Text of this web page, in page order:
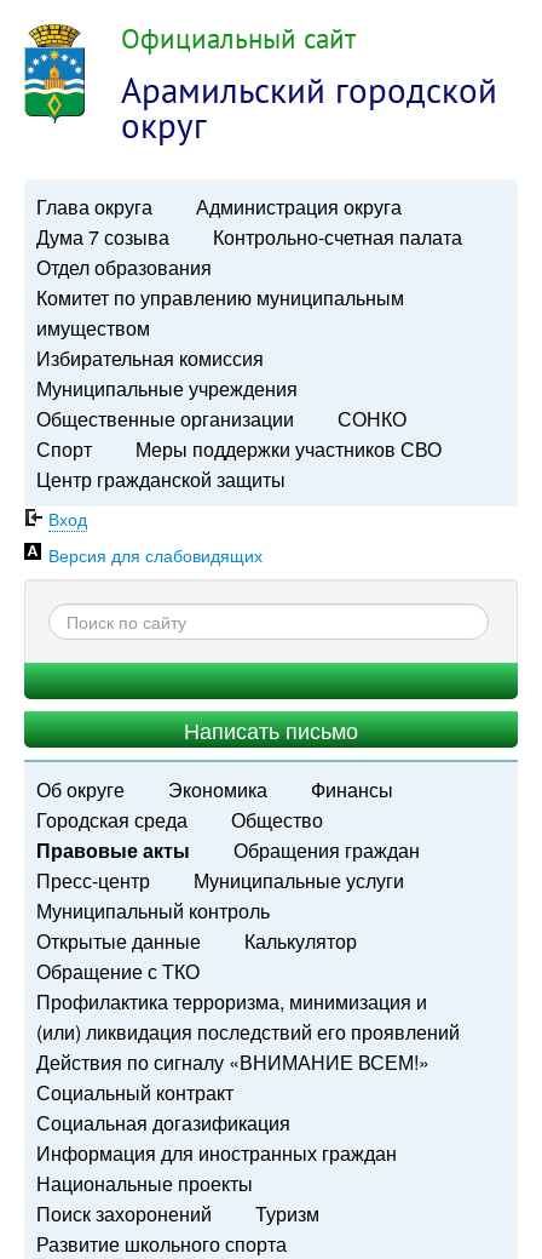
Официальный сайт
Арамильский городской
округ
Глава округа
Администрация округа
Дума 7 созыва
Контрольно-счетная палата
Отдел образования
Комитет по управлению муниципальным
имуществом
Избирательная комиссия
Муниципальные учреждения
Общественные организации
СОНКО
Спорт
Меры поддержки участников СВО
Центр гражданской защиты
Вход
Версия для слабовидящих
Написать письмо
Об округе Экономика
Финансы
Городская среда
Общество
Правовые акты
Обращения граждан
Пресс-центр
Муниципальные услуги
Муниципальный контроль
Открытые данные
Калькулятор
Обращение с ТКО
Профилактика терроризма, минимизация и
(или) ликвидация последствий его проявлений
Действия по сигналу «ВНИМАНИЕ ВСЕМ!»
Социальный контракт
Социальная догазификация
Информация для иностранных граждан
Национальные проекты
Поиск захоронений
Туризм
Развитие школьного спорта